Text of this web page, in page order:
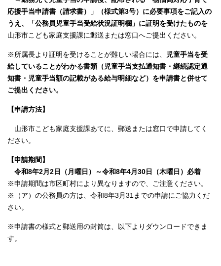
応援手当申請書（請求書）」（様式第3号）に必要事項をご記入の
うえ、「公務員児童手当受給状況証明欄」に証明を受けたものを
山形市こども家庭支援課に郵送または窓口へご提出ください。
※所属長より証明を受けることが難しい場合には、
児童手当を受
給していることがわかる書類（児童手当支払通知書・継続認定通
知書・児童手当額の記載がある給与明細など）を申請書と併せて
ご提出ください。
【申請方法】
山形市こども家庭支援課あてに、郵送または窓口で申請してく
ださい。
【申請期間】
令和8年2月2日（月曜日）～令和8年4月30日（木曜日）必着
※申請期間は市区町村により異なりますので、ご注意ください。
※（ア）の公務員の方は、令和8年3月31までの申請にご協力くだ
さい。
※申請書の様式と郵送用の封筒は、以下よりダウンロードできま
す。